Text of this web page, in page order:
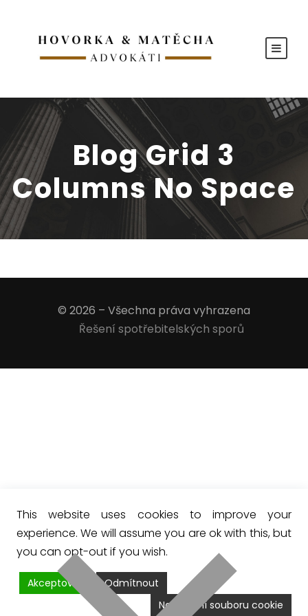
Blog Grid 3
Columns No Space
© 2026 – Všechna práva vyhrazena
Řešení spotřebitelských sporů
This website uses cookies to improve your
experience. We will assume you are ok with this, but
you can opt-out if you wish.
Akceptovat
Odmítnout
Nastavení souboru cookie